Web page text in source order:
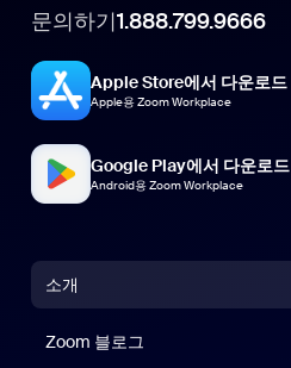
문의하기1.888.799.9666
Apple Store에서 다운로드
Apple용 Zoom Workplace
Google Play에서 다운로드
Android용 Zoom Workplace
소개
Zoom 블로그